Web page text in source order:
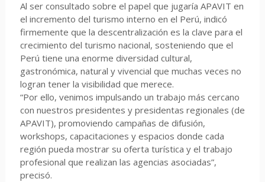
Al ser consultado sobre el papel que jugaría APAVIT en
el incremento del turismo interno en el Perú, indicó
firmemente que la descentralización es la clave para el
crecimiento del turismo nacional, sosteniendo que el
Perú tiene una enorme diversidad cultural,
gastronómica, natural y vivencial que muchas veces no
logran tener la visibilidad que merece.
“Por ello, venimos impulsando un trabajo más cercano
con nuestros presidentes y presidentas regionales (de
APAVIT), promoviendo campañas de difusión,
workshops, capacitaciones y espacios donde cada
región pueda mostrar su oferta turística y el trabajo
profesional que realizan las agencias asociadas”,
precisó.